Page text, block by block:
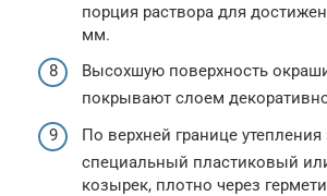
порция раствора для
мм.
Высохшую поверхность
покрывают слоем
По верхней границе утепления
специальный пластиковый
козырек, плотно через